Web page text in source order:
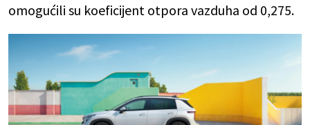
omogućili su koeficijent otpora vazduha od 0,275.